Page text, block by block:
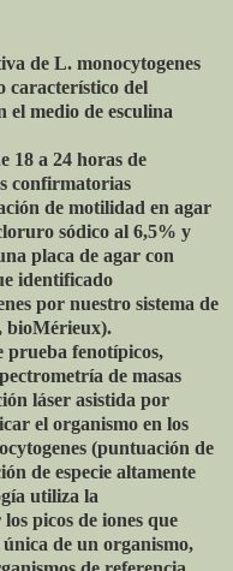
de L. monocytogenes
característico del
el medio de esculina
18 a 24 horas de
confirmatorias
de motilidad en agar
sódico al 6,5% y
placa de agar con
identificado
por nuestro sistema de
bioMérieux).
prueba fenotípicos,
de masas
láser asistida por
el organismo en los
(puntuación de
de especie altamente
utiliza la
picos de iones que
de un organismo,